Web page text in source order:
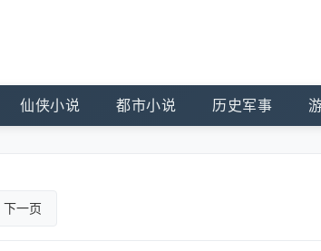
仙侠小说 都市小说 历史军事
下一页